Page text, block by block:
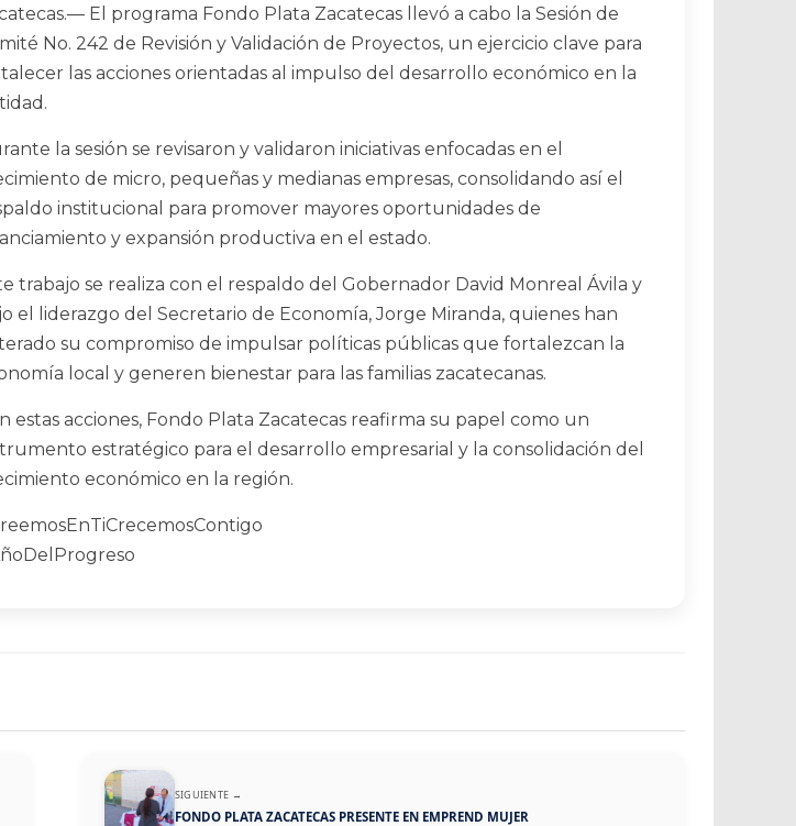
El programa Fondo Plata Zacatecas llevó a cabo la Sesión de
No. 242 de Revisión y Validación de Proyectos, un ejercicio clave para
las acciones orientadas al impulso del desarrollo económico en la
la sesión se revisaron y validaron iniciativas enfocadas en el
de micro, pequeñas y medianas empresas, consolidando así el
institucional para promover mayores oportunidades de
y expansión productiva en el estado.
trabajo se realiza con el respaldo del Gobernador David Monreal Ávila y
el liderazgo del Secretario de Economía,Jorge Miranda, quienes han
su compromiso de impulsar políticas públicas que fortalezcan la
local y generen bienestar para las familias zacatecanas.
estas acciones, Fondo Plata Zacatecas reafirma su papel como un
estratégico para el desarrollo empresarial y la consolidación del
económico en la región.
SIGUIENTE →
FONDO PLATA ZACATECAS PRESENTE EN EMPREND MUJER